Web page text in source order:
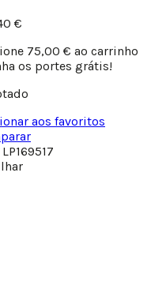
€
75,00 € ao carrinho
os portes grátis!
aos favoritos
LP169517